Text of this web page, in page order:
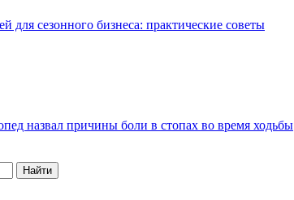
для сезонного бизнеса: практические советы
назвал причины боли в стопах во время ходьбы